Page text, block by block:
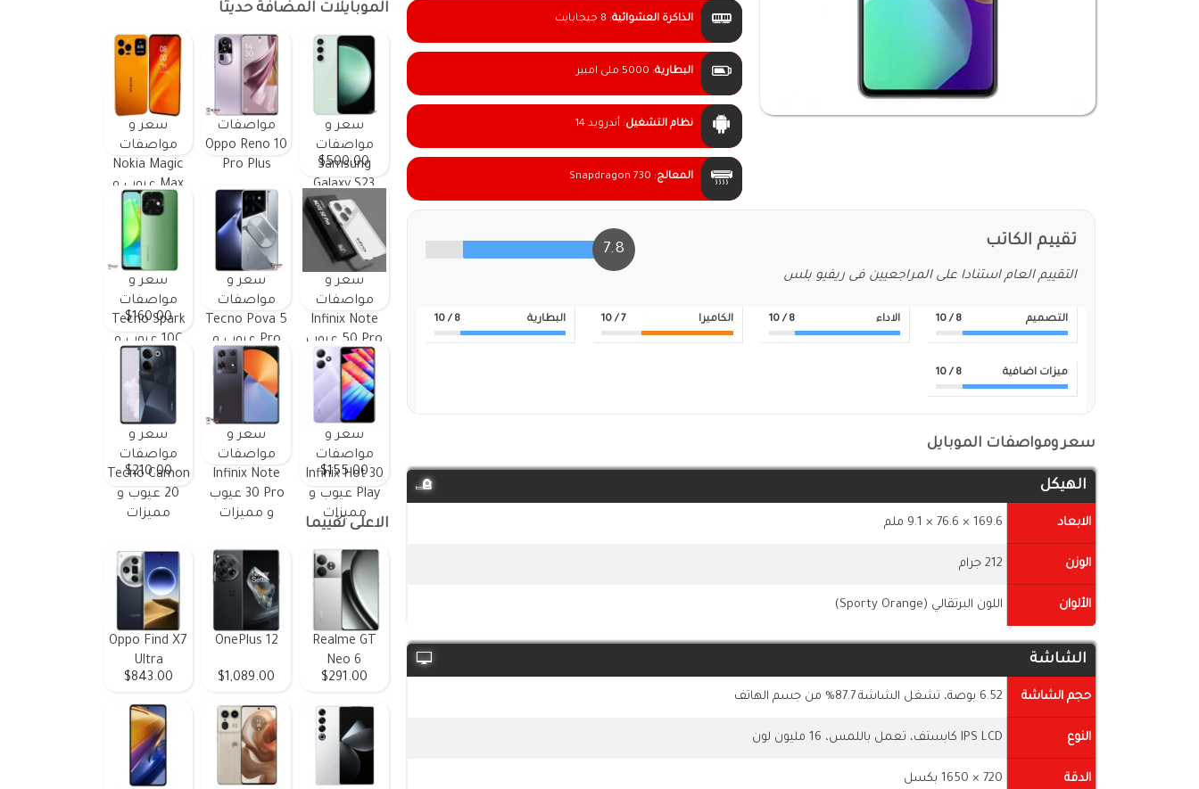
الذاكرة العشوائية: 8 جيجابايت
البطارية: 5000 ملى امبير
نظام التشغيل: أندرويد 14
المعالج:
Snapdragon 730
تقييم الكاتب
التقييم العام استنادا على المراجعيين فى ريفيو بلس
7.8
التصميم 8
/ 10 الاداء 8
/ 10 الكاميرا 7
/ 10 البطارية 8
/ 10
ميزات اضافية 8
/ 10
سعر ومواصفات الموبايل
الهيكل
الابعاد 169.6 × 76.6 × 9.1 ملم
الوزن 212 جرام
الألوان اللون البرتقالي (Sporty Orange)
الشاشة
حجم الشاشة 6.52 بوصة، تشغل الشاشة 87.7% من جسم الهاتف
النوع IPS LCD كابستف، تعمل باللمس، 16 مليون لون
الدقة 720 × 1650 بكسل
الموبايلات المضافة حديثًا
سعر و
مواصفات
Samsung
Galaxy S23
FE ومميزات
وعيوب
$500.00
مواصفات
Oppo Reno 10
Pro Plus
سعر و
مواصفات
Nokia Magic
Max عيوب و
مميزات
سعر و
مواصفات
Infinix Note
50 Pro عيوب
و مميزات
سعر و
مواصفات
Tecno Pova 5
Pro عيوب و
مميزات
سعر و
مواصفات
Tecno Spark
10C عيوب و
مميزات
$160.00
سعر و
مواصفات
Infinix Hot 30
Play عيوب و
مميزات
$155.00
سعر و
مواصفات
Infinix Note
30 Pro عيوب
و مميزات
سعر و
مواصفات
Tecno Camon
20 عيوب و
مميزات
$210.00
الاعلى تقييما
Realme GT
Neo 6
$291.00
OnePlus 12
$1,089.00
Oppo Find X7
Ultra
$843.00